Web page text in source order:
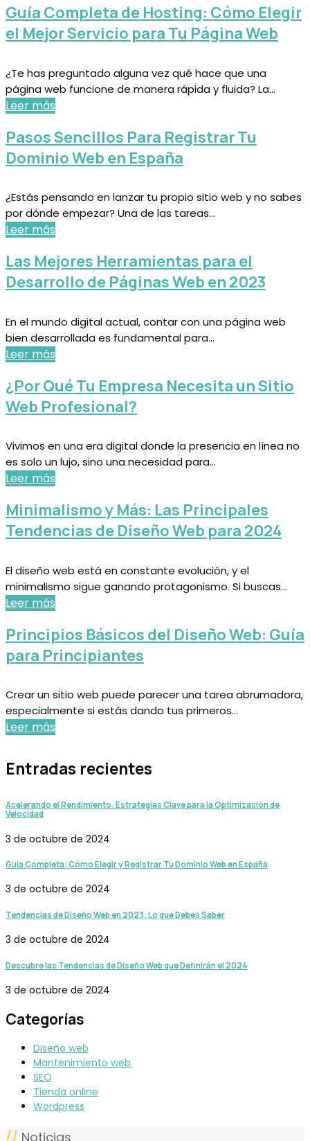
Guía Completa de Hosting: Cómo Elegir
el Mejor Servicio para Tu Página Web
¿Te has preguntado alguna vez qué hace que una
página web funcione de manera rápida y fluida? La...
Leer más
Pasos Sencillos Para Registrar Tu
Dominio Web en España
¿Estás pensando en lanzar tu propio sitio web y no sabes
por dónde empezar? Una de las tareas...
Leer más
Las Mejores Herramientas para el
Desarrollo de Páginas Web en 2023
En el mundo digital actual, contar con una página web
bien desarrollada es fundamental para...
Leer más
¿Por Qué Tu Empresa Necesita un Sitio
Web Profesional?
Vivimos en una era digital donde la presencia en línea no
es solo un lujo, sino una necesidad para...
Leer más
Minimalismo y Más: Las Principales
Tendencias de Diseño Web para 2024
El diseño web está en constante evolución, y el
minimalismo sigue ganando protagonismo. Si buscas...
Leer más
Principios Básicos del Diseño Web: Guía
para Principiantes
Crear un sitio web puede parecer una tarea abrumadora,
especialmente si estás dando tus primeros...
Leer más
Entradas recientes
Acelerando el Rendimiento: Estrategias Clave para la Optimización de
Velocidad
3 de octubre de 2024
Guía Completa: Cómo Elegir y Registrar Tu Dominio Web en España
3 de octubre de 2024
Tendencias de Diseño Web en 2023: Lo que Debes Saber
3 de octubre de 2024
Descubre las Tendencias de Diseño Web que Definirán el 2024
3 de octubre de 2024
Categorías
Diseño web
Mantenimiento web
SEO
Tienda online
Wordpress
// Noticias